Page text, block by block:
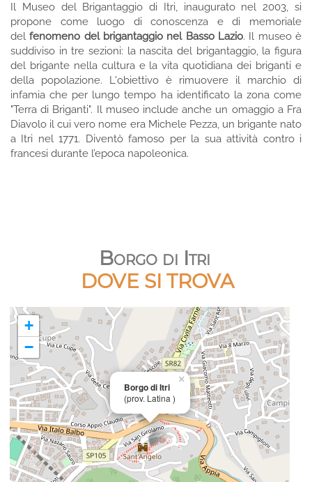
Il Museo del Brigantaggio di Itri, inaugurato nel 2003, si
propone come luogo di conoscenza e di memoriale
delfenomeno del brigantaggio nel Basso Lazio. Il museo è
suddiviso in tre sezioni: la nascita del brigantaggio, la figura
del brigante nella cultura e la vita quotidiana dei briganti e
della popolazione. L'obiettivo è rimuovere il marchio di
infamia che per lungo tempo ha identificato la zona come
"Terra di Briganti". Il museo include anche un omaggio a Fra
Diavolo il cui vero nome era Michele Pezza, un brigante nato
a Itri nel 1771. Diventò famoso per la sua attività contro i
francesi durante l’epoca napoleonica.
Borgo di Itri
DOVE SI TROVA
Borgo di Itri
(prov. Latina )
×
+
−